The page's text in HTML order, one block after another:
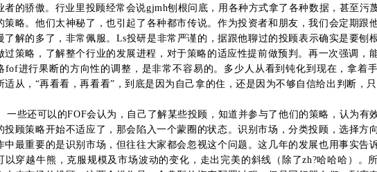
者的骄傲。 行业里投顾经常会说gjmh刨根问底，用各种方式拿了各种数据， 甚至污
策略。他们太神秘了，也引起了各种都市传说。 作为投资者和朋友，我们会定期跟
了解的多了，非常佩服。 Ls投研是非常严谨的，据跟他聊过的投顾表示确实是要刨
过策略，了解整个行业的发展进程，对于策略的适应性提前做预判。 再一次强调，
fof进行果断的方向性的调整， 是非常不容易的。 多少人从看到钝化到现在，拿着
适从，“再看看，再看看”，到底是因为自己拿的住，还是因为不够自信给出判断，只
一些还可以的FOF会认为，自己了解某些投顾，知道并参与了他们的策略，认为有
投顾策略开始不适应了，那会陷入一个蒙圈的状态。识别市场，分类投顾，选择方
中最重要的是识别市场，但往往大家都会忽视这个问题。这几年的发展也用事实告
以穿越牛熊，克服规模及市场波动的变化，走出完美的斜线（除了zh?哈哈哈）。